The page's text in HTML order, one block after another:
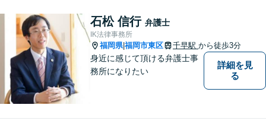
に対応しております。安心し
てお任せください。
石松 信行 弁護士
IK法律事務所
福岡県|福岡市東区 千早駅 から徒歩3分
身近に感じて頂ける弁護士事
務所になりたい
詳細を見
る